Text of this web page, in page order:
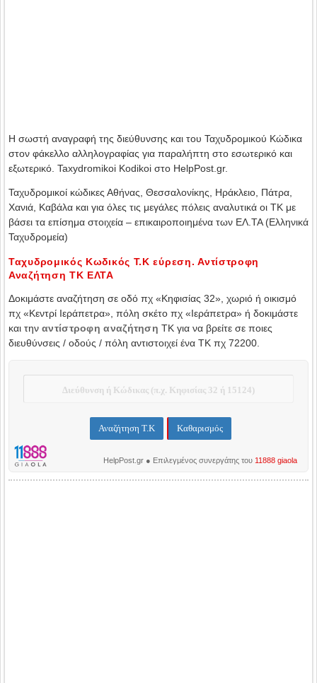
Η σωστή αναγραφή της διεύθυνσης και του Ταχυδρομικού Κώδικα
στον φάκελλο αλληλογραφίας για παραλήπτη στο εσωτερικό και
εξωτερικό. Taxydromikoi Kodikoi στο HelpPost.gr.
Ταχυδρομικοί κώδικες Αθήνας, Θεσσαλονίκης, Ηράκλειο, Πάτρα,
Χανιά, Καβάλα και για όλες τις μεγάλες πόλεις αναλυτικά οι ΤΚ με
βάσει τα επίσημα στοιχεία – επικαιροποιημένα των ΕΛ.ΤΑ (Ελληνικά
Ταχυδρομεία)
Ταχυδρομικός Κωδικός Τ.Κ εύρεση. Αντίστροφη
Αναζήτηση ΤΚ ΕΛΤΑ
Δοκιμάστε αναζήτηση σε οδό πχ «Κηφισίας 32», χωριό ή οικισμό
πχ «Κεντρί Ιεράπετρα», πόλη σκέτο πχ «Ιεράπετρα» ή δοκιμάστε
και την αντίστροφη αναζήτηση ΤΚ για να βρείτε σε ποιες
διευθύνσεις / οδούς / πόλη αντιστοιχεί ένα ΤΚ πχ 72200.
HelpPost.gr ● Επιλεγμένος συνεργάτης του 11888 giaola